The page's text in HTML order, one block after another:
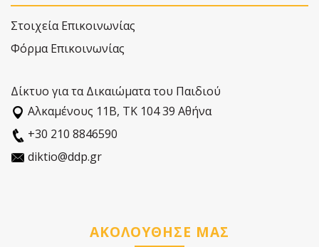
Στοιχεία Επικοινωνίας
Φόρμα Επικοινωνίας
Δίκτυο για τα Δικαιώματα του Παιδιού
Αλκαµένους 11Β, ΤΚ 104 39 Αθήνα
+30 210 8846590
diktio@ddp.gr
ΑΚΟΛΟΥΘΗΣΕ ΜΑΣ